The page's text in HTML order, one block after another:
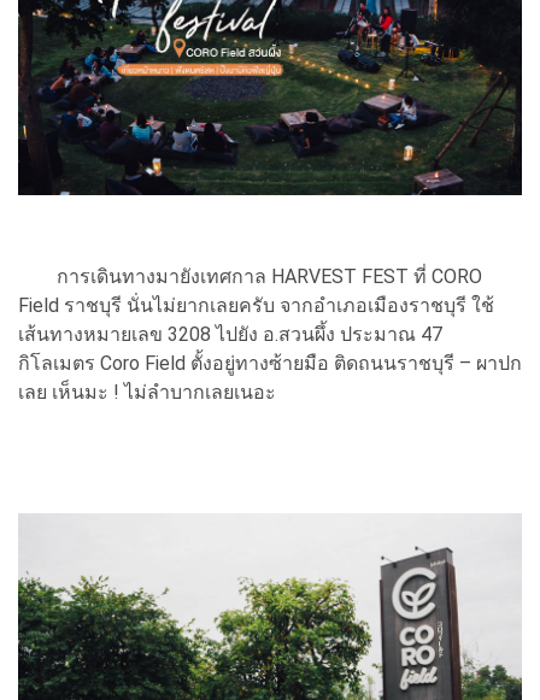
การเดินทางมายังเทศกาล HARVEST FEST ที่ CORO
Field ราชบุรี นั่นไม่ยากเลยครับ จากอำเภอเมืองราชบุรี ใช้
เส้นทางหมายเลข 3208 ไปยัง อ.สวนผึ้ง ประมาณ 47
กิโลเมตร Coro Field ตั้งอยู่ทางซ้ายมือ ติดถนนราชบุรี – ผาปก
เลย เห็นมะ ! ไม่ลำบากเลยเนอะ